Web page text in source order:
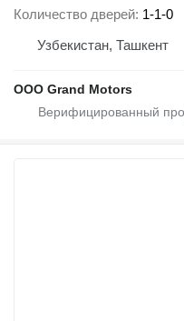
Количество дверей 1-1-0
Узбекистан, Ташкент
OOO Grand Motors